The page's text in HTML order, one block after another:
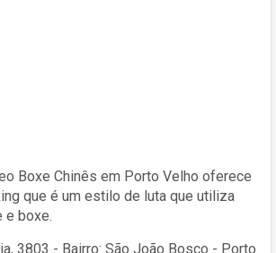
Boxe Chinês em Porto Velho oferece
que é um estilo de luta que utiliza
e boxe.
3803 - Bairro: São João Bosco - Porto